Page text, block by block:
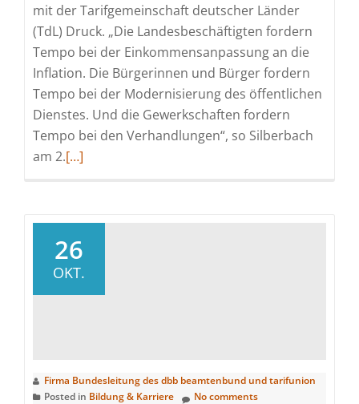
mit der Tarifgemeinschaft deutscher Länder
(TdL) Druck. „Die Landesbeschäftigten fordern
Tempo bei der Einkommensanpassung an die
Inflation. Die Bürgerinnen und Bürger fordern
Tempo bei der Modernisierung des öffentlichen
Dienstes. Und die Gewerkschaften fordern
Tempo bei den Verhandlungen“, so Silberbach
am 2.Read
Silberbach
fordert
„Tempo
[…]
26
OKT.
Firma Bundesleitung des dbb beamtenbund und tarifunion
Posted in Bildung & Karriere No comments